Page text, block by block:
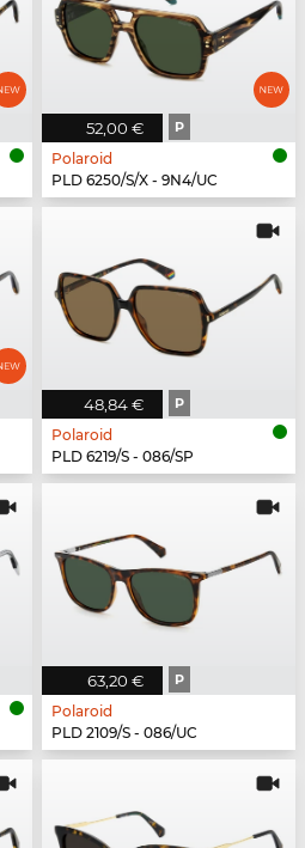
52,00 € P
Polaroid
PLD 6250/S/X - 9N4/UC
48,84 € P
Polaroid
PLD 6219/S - 086/SP
63,20 € P
Polaroid
PLD 2109/S - 086/UC